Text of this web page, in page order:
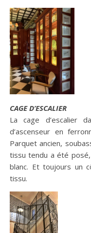
CAGE D’ESCALIER
La cage d’escalier
d’ascenseur en
Parquet ancien,
tissu tendu a été
blanc. Et toujours un
tissu.